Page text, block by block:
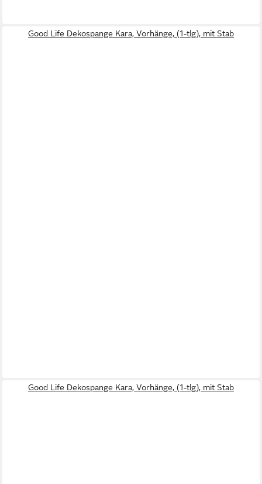
Good Life Dekospange Kara, Vorhänge, (1-tlg), mit Stab
Good Life Dekospange Kara, Vorhänge, (1-tlg), mit Stab